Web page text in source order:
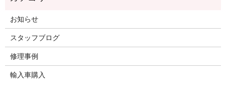
お知らせ
スタッフブログ
修理事例
輸入車購入